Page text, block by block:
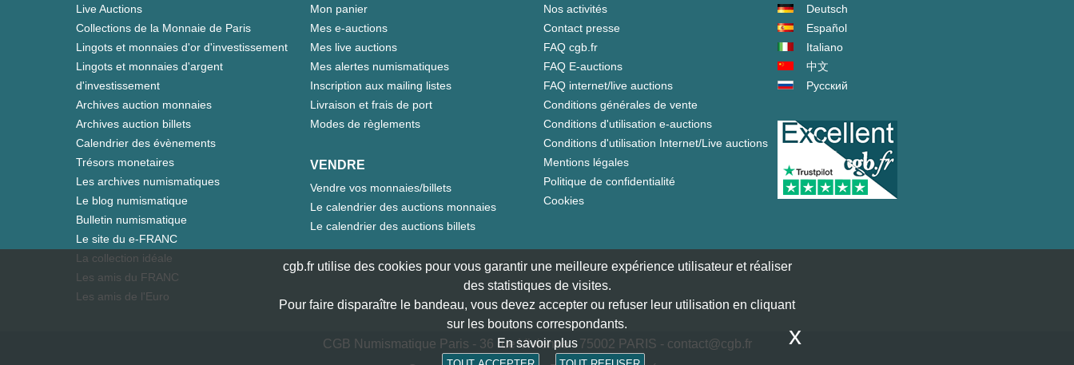
Live Auctions
Collections de la Monnaie de Paris
Lingots et monnaies d'or d'investissement
Lingots et monnaies d'argent
d'investissement
Archives auction monnaies
Archives auction billets
Calendrier des évènements
Trésors monetaires
Les archives numismatiques
Le blog numismatique
Bulletin numismatique
Le site du e-FRANC
La collection idéale
Les amis du FRANC
Les amis de l'Euro
Mon panier
Mes e-auctions
Mes live auctions
Mes alertes numismatiques
Inscription aux mailing listes
Livraison et frais de port
Modes de règlements
VENDRE
Vendre vos monnaies/billets
Le calendrier des auctions monnaies
Le calendrier des auctions billets
Nos activités
Contact presse
FAQ cgb.fr
FAQ E-auctions
FAQ internet/live auctions
Conditions générales de vente
Conditions d'utilisation e-auctions
Conditions d'utilisation Internet/Live auctions
Mentions légales
Politique de confidentialité
Cookies
Deutsch
Español
Italiano
中文
Русский
CGB Numismatique Paris - 36 rue Vivienne - 75002 PARIS - contact@cgb.fr
cgb.fr utilise des cookies pour vous garantir une meilleure expérience utilisateur et réaliser
des statistiques de visites.
Pour faire disparaître le bandeau, vous devez accepter ou refuser leur utilisation en cliquant
sur les boutons correspondants.
En savoir plus
x